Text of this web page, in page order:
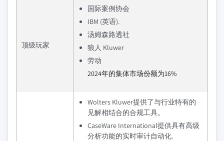
顶级玩家
国际案例协会
IBM (英语).
汤姆森路透社
狼人 Kluwer
劳动
2024年的集体市场份额为16%
Wolters Kluwer提供了与行业特有的
见解相结合的合规工具。
CaseWare International提供具有高级
分析功能的实时审计自动化.